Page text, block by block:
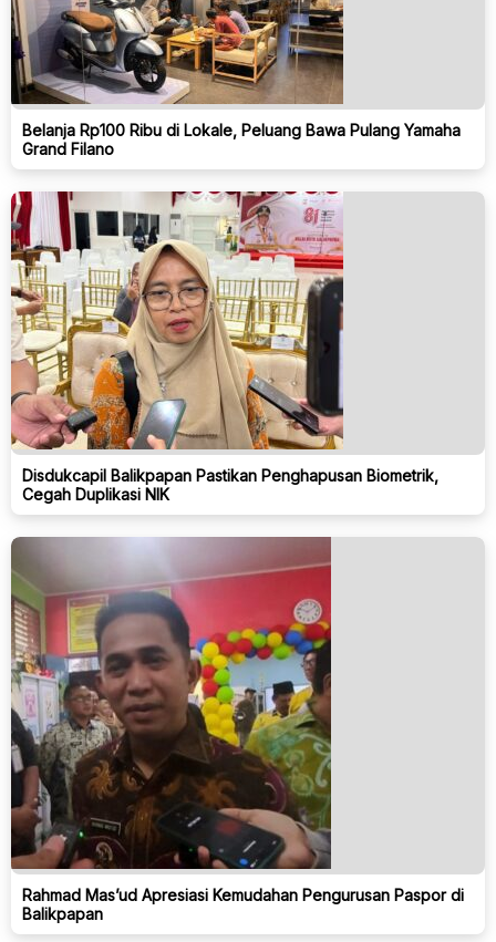
Belanja Rp100 Ribu di Lokale, Peluang Bawa Pulang Yamaha
Grand Filano
Disdukcapil Balikpapan Pastikan Penghapusan Biometrik,
Cegah Duplikasi NIK
Rahmad Mas’ud Apresiasi Kemudahan Pengurusan Paspor di
Balikpapan